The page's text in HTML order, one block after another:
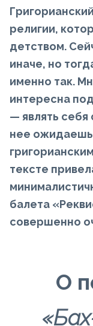
религии,
детством.
иначе, но
именно так.
интересна
— являть
нее
тексте
балета
совершенно
О